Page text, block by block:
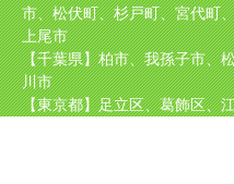
市、松伏町、杉戸町、宮代町
上尾市
【千葉県】柏市、我孫子市、
川市
【東京都】足立区、葛飾区、